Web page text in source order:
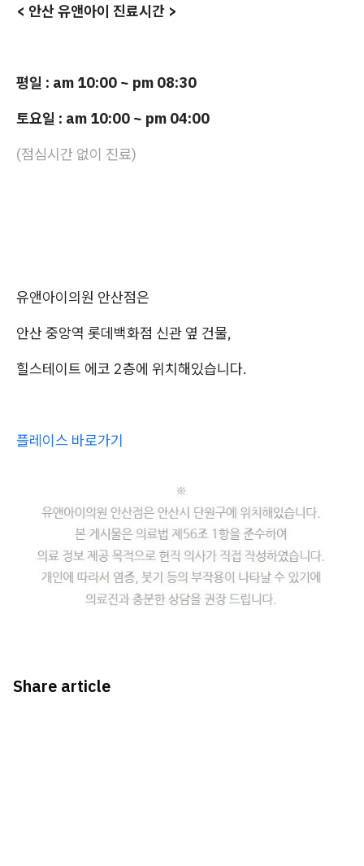
< 안산 유앤아이 진료시간 >
평일 : am 10:00 ~ pm 08:30
토요일 : am 10:00 ~ pm 04:00
(점심시간 없이 진료)
유앤아이의원 안산점은
안산 중앙역 롯데백화점 신관 옆 건물,
힐스테이트 에코 2층에 위치해있습니다.
플레이스 바로가기
Share article